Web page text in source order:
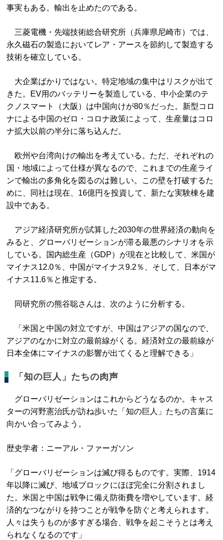
事実もある。輸出を止めたのである。
三菱電機・先端技術総合研究所（兵庫県尼崎市）では、
永久磁石の製造においてレア・アースを節約して製造する
技術を確立している。
大企業ばかりではない。特定地域の集中はリスクが出て
きた。EV用のバッテリーを製造している、中小企業のテ
クノスマート（大阪）は中国向けが80％だった。新型コロ
ナによる中国のゼロ・コロナ政策によって、生産量はコロ
ナ拡大以前の半分に落ち込んだ。
欧州や台湾向けの輸出を考えている。ただ、それぞれの
国・地域によって仕様が異なるので、これまでの生産ライ
ンで輸出の多角化を図るのは難しい。この壁を打破するた
めに、同社は現在、16億円を投資して、新たな実験棟を建
設中である。
アジア経済研究所が試算した2030年の世界経済の動向を
みると、グローバリゼーションが滞る最悪のシナリオを示
している。国内総生産（GDP）が現在と比較して、米国が
マイナス12.0％、中国がマイナス9.2％、そして、日本がマ
イナス11.6％と推定する。
同研究所の熊谷聡さんは、次のように分析する。
「米国と中国の対立ですが、中国はアジアの国なので、
アジアのなかに対立の最前線がくる。経済対立の最前線が
日本全体にマイナスの影響が出てくると理解できる」
「知の巨人」たちの肉声
グローバリゼーションはこれからどうなるのか。キャス
ターの河野憲治氏が訪ね歩いた「知の巨人」たちの言葉に
向かい合ってみよう。
歴史学者：ニーアル・ファーガソン
「グローバリゼーションは滅び得るものです。実際、1914
年以降に滅び、地域ブロックにほぼ完全に分割されまし
た。米国と中国は戦争に備え防衛費を増やしています。経
済的なつながりを持つことが戦争を防ぐと考えられます。
人々は失うものが多すぎる場合、戦争を起こそうとは考え
られなくなるのです」